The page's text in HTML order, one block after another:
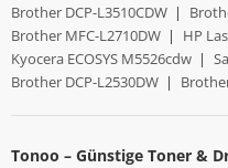
Brother DCP-L3510CDW |
Brother MFC-L2710DW | HP
Kyocera ECOSYS M5526cdw |
Brother DCP-L2530DW |
Tonoo – Günstige Toner &